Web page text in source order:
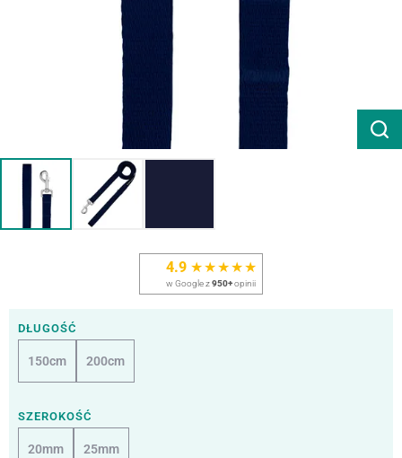
4.9 ★★★★★
w Google z950+opinii
DŁUGOŚĆ
150cm 200cm
SZEROKOŚĆ
20mm 25mm